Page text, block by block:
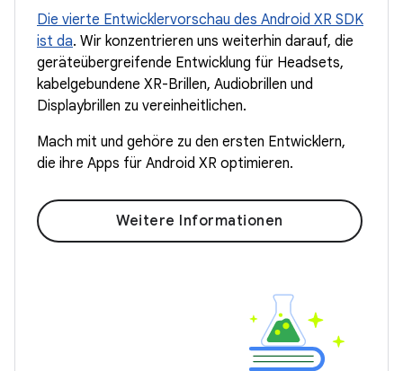
Die vierte Entwicklervorschau des Android XR SDK
ist da. Wir konzentrieren uns weiterhin darauf, die
geräteübergreifende Entwicklung für Headsets,
kabelgebundene XR-Brillen, Audiobrillen und
Displaybrillen zu vereinheitlichen.
Mach mit und gehöre zu den ersten Entwicklern,
die ihre Apps für Android XR optimieren.
Weitere Informationen